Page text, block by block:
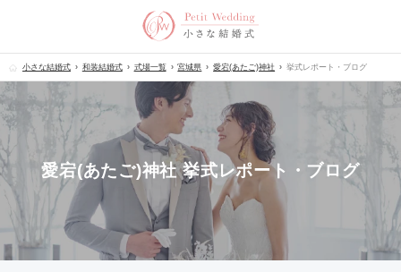
小さな結婚式 和装結婚式 式場一覧 宮城県 愛宕(あたご)神社 挙式レポート・ブログ
愛宕(あたご)神社 挙式レポート・ブログ